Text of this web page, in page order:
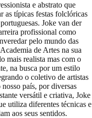
e abstrato que
as típicas festas folclóricas
Joke van der
profissional como
pelo mundo das
de Artes na sua
mais realista mas com o
na busca por um estilo
o coletivo de artistas
país, por diversas
versátil e criativa, Joke
utiliza diferentes técnicas e
aos seus sentidos.